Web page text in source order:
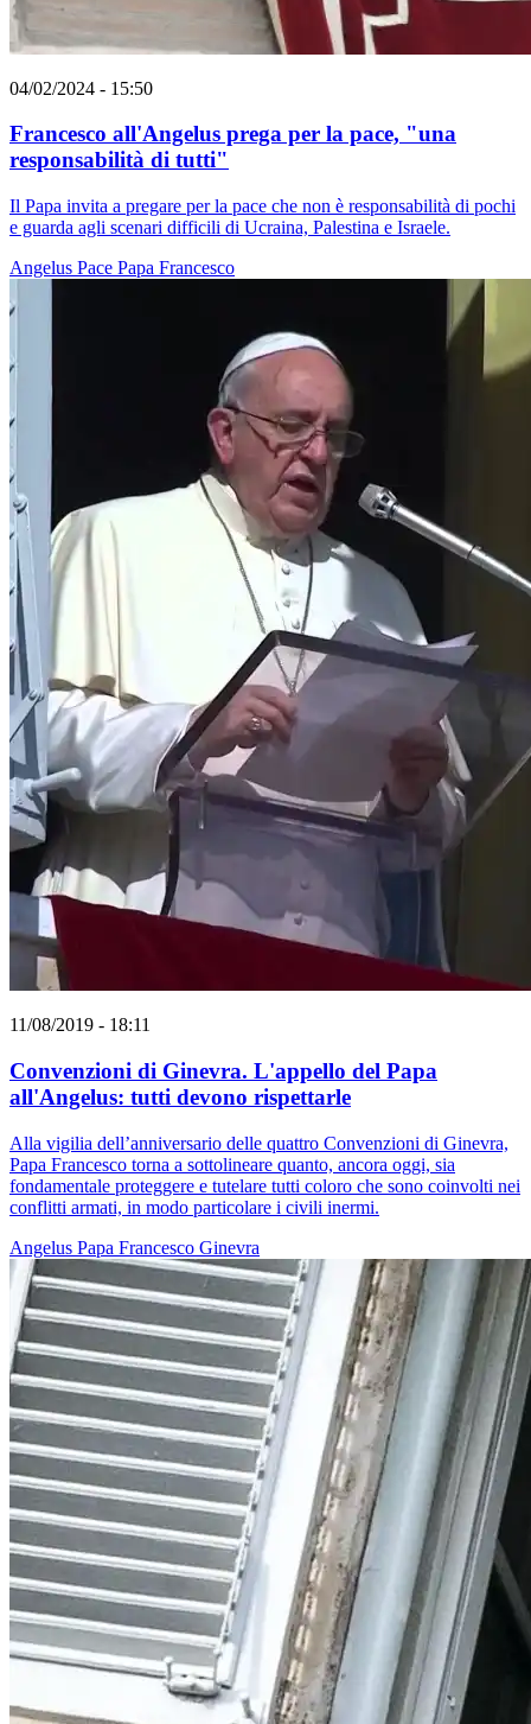
04/02/2024 - 15:50
Francesco all'Angelus prega per la pace, "una
responsabilità di tutti"
Il Papa invita a pregare per la pace che non è responsabilità di pochi
e guarda agli scenari difficili di Ucraina, Palestina e Israele.
Angelus Pace Papa Francesco
11/08/2019 - 18:11
Convenzioni di Ginevra. L'appello del Papa
all'Angelus: tutti devono rispettarle
Alla vigilia dell’anniversario delle quattro Convenzioni di Ginevra,
Papa Francesco torna a sottolineare quanto, ancora oggi, sia
fondamentale proteggere e tutelare tutti coloro che sono coinvolti nei
conflitti armati, in modo particolare i civili inermi.
Angelus Papa Francesco Ginevra